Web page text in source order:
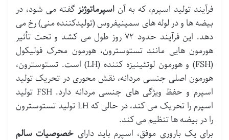
فرآیند تولید اسپرم، که به آناسپرماتوژنز گفته می شود، در
بیضه ها و در لوله های سمینیفروس (تولیدکننده منی) رخ می
دهد. این فرآیند حدود ۷۲ روز طول می کشد و تحت تأثیر
هورمون هایی مانند تستوسترون، هورمون محرک فولیکول
(FSH) و هورمون لوتئینیزه کننده (LH) است. تستوسترون،
هورمون اصلی جنسی مردانه، نقش محوری در تحریک تولید
اسپرم و حفظ ویژگی های جنسی مردانه دارد. FSH تولید
اسپرم را تحریک می کند، در حالی که LH تولید تستوسترون
را در بیضه ها تنظیم می کند.
برای یک باروری موفق، اسپرم باید دارای خصوصیات سالم